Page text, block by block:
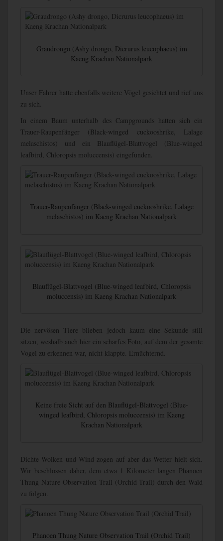
Graudrongo (Ashy drongo, Dicrurus leucophaeus) im
Kaeng Krachan Nationalpark
Unser Fahrer hatte ebenfalls weitere Vögel gesichtet und rief uns
zu sich.
In einem Baum unterhalb des Campgrounds hatten sich ein
Trauer-Raupenfänger (Black-winged cuckooshrike, Lalage
melaschistos) und ein Blauflügel-Blattvogel (Blue-winged
leafbird, Chloropsis moluccensis) eingefunden.
Trauer-Raupenfänger (Black-winged cuckooshrike, Lalage
melaschistos) im Kaeng Krachan Nationalpark
Blauflügel-Blattvogel (Blue-winged leafbird, Chloropsis
moluccensis) im Kaeng Krachan Nationalpark
Die nervösen Tiere blieben jedoch kaum eine Sekunde still
sitzen, weshalb auch hier ein scharfes Foto, auf dem der gesamte
Vogel zu erkennen war, nicht klappte. Ernüchternd.
Keine freie Sicht auf den Blauflügel-Blattvogel (Blue-
winged leafbird, Chloropsis moluccensis) im Kaeng
Krachan Nationalpark
Dichte Wolken und Wind zogen auf aber das Wetter hielt sich.
Wir beschlossen daher, dem etwa 1 Kilometer langen Phanoen
Thung Nature Observation Trail (Orchid Trail) durch den Wald
zu folgen.
Phanoen Thung Nature Observation Trail (Orchid Trail)